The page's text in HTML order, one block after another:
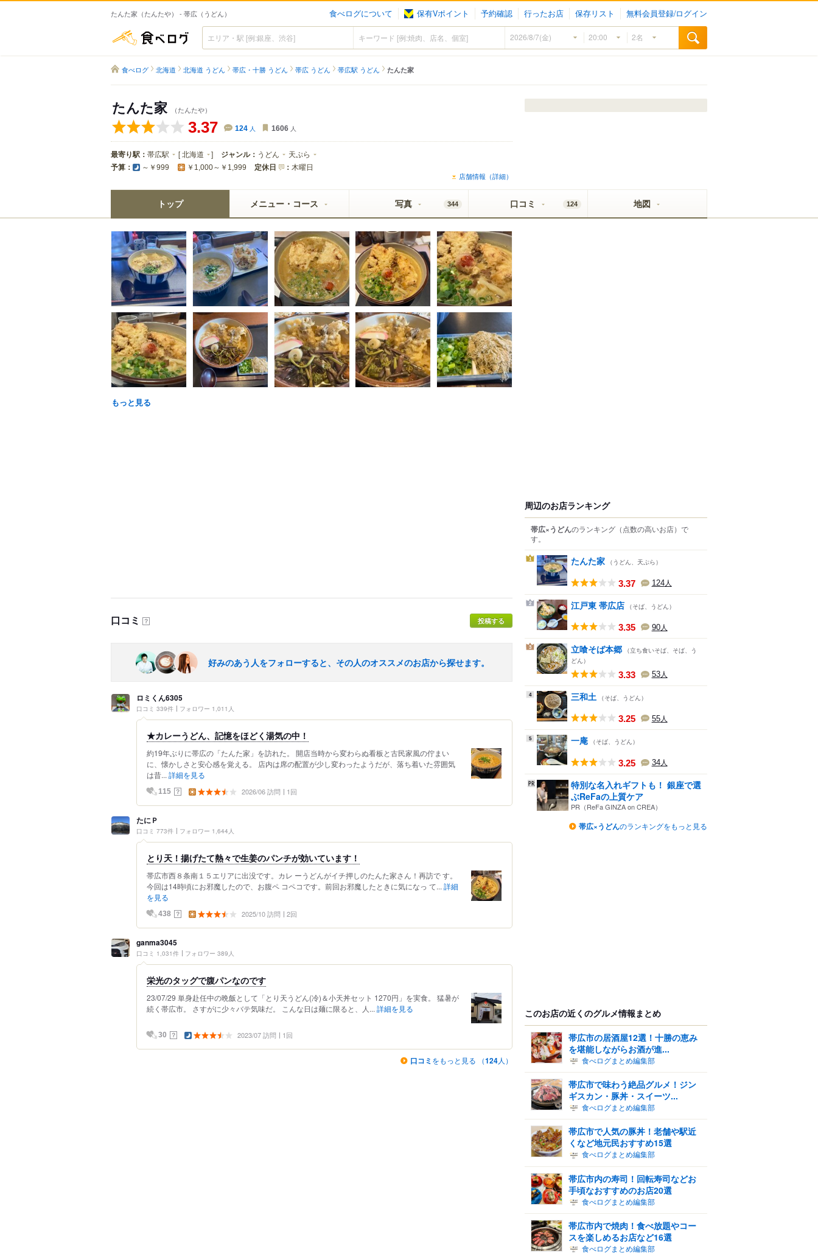
たんた家（たんたや） - 帯広（うどん） 食べログについて 保有Vポイント 予約確認 行ったお店 保存リスト 無料会員登録/ログイン
食べログ
食べログ 北海道 北海道 うどん 帯広・十勝 うどん 帯広 うどん 帯広駅 うどん たんた家
たんた家 （たんたや）
3.37 124 人 1606 人
最寄り駅： 帯広駅 [北海道 ] ジャンル： うどん 天ぷら
予算： ～￥999 ￥1,000～￥1,999 定休日 ： 木曜日
店舗情報（詳細）
トップ メニュー・コース 写真 344 口コミ 124 地図
もっと見る
口コミ ？ 投稿する
好みのあう人をフォローすると、その人のオススメのお店から探せます。
ロミくん6305
口コミ 339件 フォロワー 1,011人
★カレーうどん、記憶をほどく湯気の中！
約19年ぶりに帯広の「たんた家」を訪れた。 開店当時から変わらぬ看板と古民家風の佇まい
に、懐かしさと安心感を覚える。 店内は席の配置が少し変わったようだが、落ち着いた雰囲気
は昔... 詳細を見る
115 ？ 2026/06 訪問 1回
たにＰ
口コミ 773件 フォロワー 1,644人
とり天！揚げたて熱々で生姜のパンチが効いています！
帯広市西８条南１５エリアに出没です。カレ ーうどんがイチ押しのたんた家さん！再訪で す。
今回は14時頃にお邪魔したので、お腹ペ コペコです。前回お邪魔したときに気になっ て... 詳細
を見る
438 ？ 2025/10 訪問 2回
ganma3045
口コミ 1,031件 フォロワー 389人
栄光のタッグで腹パンなのです
23/07/29 単身赴任中の晩飯として「とり天うどん(冷)＆小天丼セット 1270円」を実食。 猛暑が
続く帯広市。 さすがに少々バテ気味だ。 こんな日は麺に限ると、人... 詳細を見る
30 ？ 2023/07 訪問 1回
口コミ をもっと見る （124人）
周辺のお店ランキング
帯広×うどんのランキング （点数の高いお店） で
す。
1 たんた家 （うどん、天ぷら）
3.37 124人
2 江戸東 帯広店 （そば、うどん）
3.35 90人
3 立喰そば本郷 （立ち食いそば、そば、う
どん）
3.33 53人
4 三和土 （そば、うどん）
3.25 55人
5 一庵 （そば、うどん）
3.25 34人
特別な名入れギフトも！ 銀座で選
ぶReFaの上質ケア
PR（ReFa GINZA on CREA）
帯広×うどんのランキングをもっと見る
このお店の近くのグルメ情報まとめ
帯広市の居酒屋12選！十勝の恵み
を堪能しながらお酒が進...
食べログまとめ編集部
帯広市で味わう絶品グルメ！ジン
ギスカン・豚丼・スイーツ...
食べログまとめ編集部
帯広市で人気の豚丼！老舗や駅近
くなど地元民おすすめ15選
食べログまとめ編集部
帯広市内の寿司！回転寿司などお
手頃なおすすめのお店20選
食べログまとめ編集部
帯広市内で焼肉！食べ放題やコー
スを楽しめるお店など16選
食べログまとめ編集部